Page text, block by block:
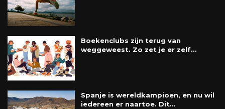
Boekenclubs zijn terug van
weggeweest. Zo zet je er zelf...
Spanje is wereldkampioen, en nu wil
iedereen er naartoe. Dit...